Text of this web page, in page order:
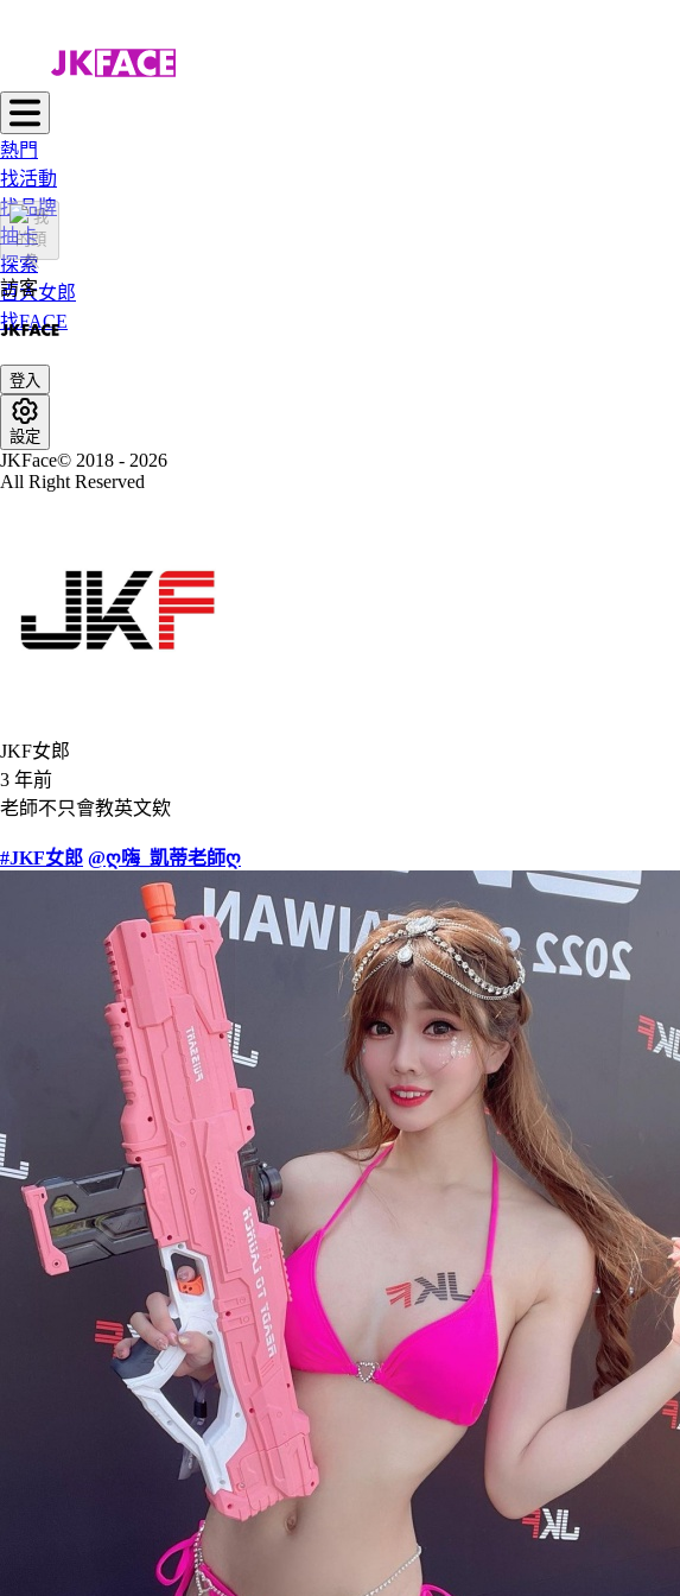
熱門
找活動
找品牌
抽卡
探索
百大女郎
找FACE
訪客
登入
設定
JKFace© 2018 - 2026
All Right Reserved
JKF女郎
3 年前
老師不只會教英文欸
#JKF女郎 @ღ嗨_凱蒂老師ღ